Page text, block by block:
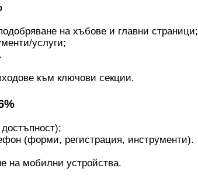
на хъбове и главни страници;
услуги;
към ключови секции.
(форми, регистрация, инструменти).
на мобилни устройства.